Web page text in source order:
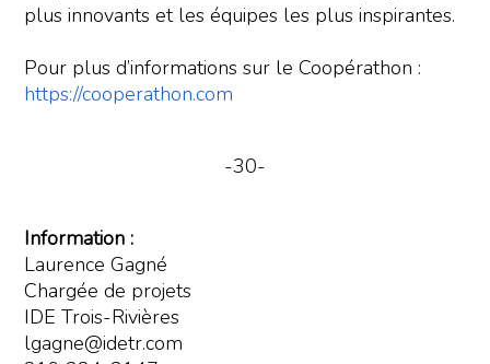
plus innovants et les équipes les plus inspirantes.
Pour plus d’informations sur le Coopérathon :
https://cooperathon.com
-30-
Information :
Laurence Gagné
Chargée de projets
IDE Trois-Rivières
lgagne@idetr.com